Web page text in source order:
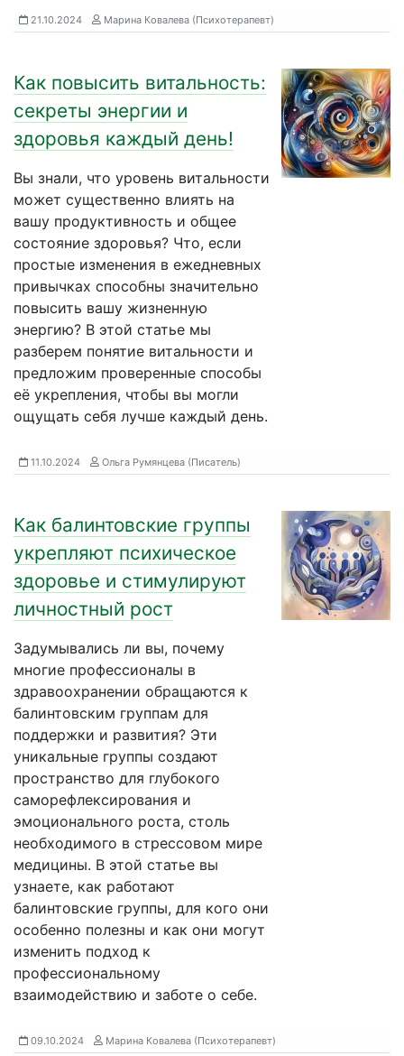
21.10.2024 Марина Ковалева (Психотерапевт)
Как повысить витальность:
секреты энергии и
здоровья каждый день!
Вы знали, что уровень витальности
может существенно влиять на
вашу продуктивность и общее
состояние здоровья? Что, если
простые изменения в ежедневных
привычках способны значительно
повысить вашу жизненную
энергию? В этой статье мы
разберем понятие витальности и
предложим проверенные способы
её укрепления, чтобы вы могли
ощущать себя лучше каждый день.
11.10.2024 Ольга Румянцева (Писатель)
Как балинтовские группы
укрепляют психическое
здоровье и стимулируют
личностный рост
Задумывались ли вы, почему
многие профессионалы в
здравоохранении обращаются к
балинтовским группам для
поддержки и развития? Эти
уникальные группы создают
пространство для глубокого
саморефлексирования и
эмоционального роста, столь
необходимого в стрессовом мире
медицины. В этой статье вы
узнаете, как работают
балинтовские группы, для кого они
особенно полезны и как они могут
изменить подход к
профессиональному
взаимодействию и заботе о себе.
09.10.2024 Марина Ковалева (Психотерапевт)